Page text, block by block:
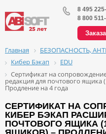
8 495
8 800
Главная БЕЗОПАСНОСТЬ,
Кибер Бэкап
EDU
Сертификат на
редакция для почтового ящика
Продление на 4 года
СЕРТИФИКАТ НА
КИБЕР БЭКАП
ПОЧТОВОГО ЯЩИКА